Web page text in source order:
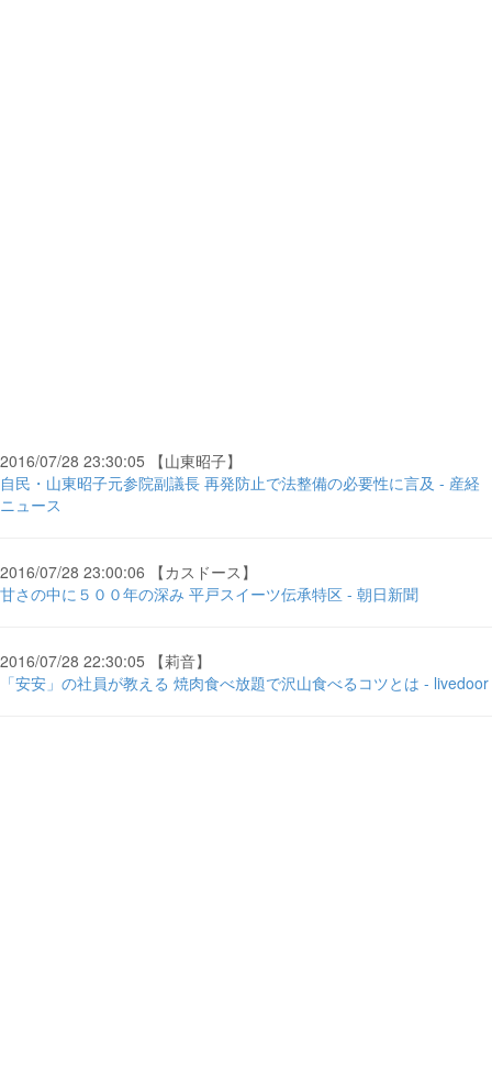
2016/07/28 23:30:05 【山東昭子】
自民・山東昭子元参院副議長 再発防止で法整備の必要性に言及 - 産経
ニュース
2016/07/28 23:00:06 【カスドース】
甘さの中に５００年の深み 平戸スイーツ伝承特区 - 朝日新聞
2016/07/28 22:30:05 【莉音】
「安安」の社員が教える 焼肉食べ放題で沢山食べるコツとは - livedoor